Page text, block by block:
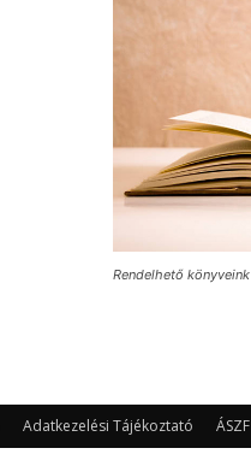
Rendelhető könyveink
Adatkezelési Tájékoztató ÁSZF